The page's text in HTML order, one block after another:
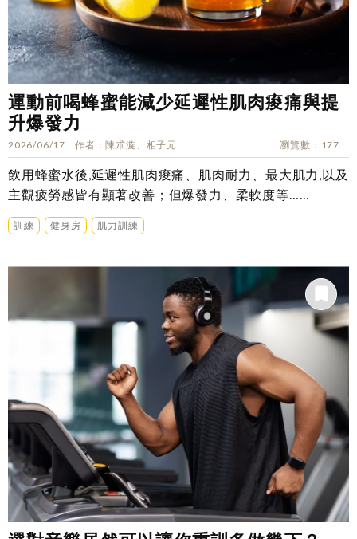
運動前喝蜂蜜能減少延遲性肌肉痠痛與提
升爆發力
2026/06/17 作者 陳朮漩、相子元 瀏覽數 177
飲用蜂蜜水後,延遲性肌肉痠痛、肌肉耐力、最大肌力,以及
主觀疲勞感皆有顯著改善；但爆發力、柔軟度等……
訓練 健身房 肌力訓練